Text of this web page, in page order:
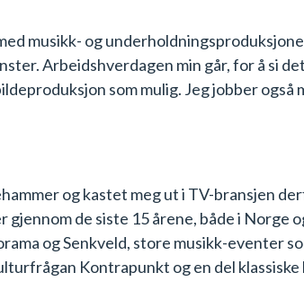
musikk- og
Arbeidshverdagen min går, for å si
som mulig. Jeg jobber
og kastet meg ut i TV-bransjen
de siste 15 årene, både i Norge
og Senkveld, store musikk-eventer
Kontrapunkt og en del